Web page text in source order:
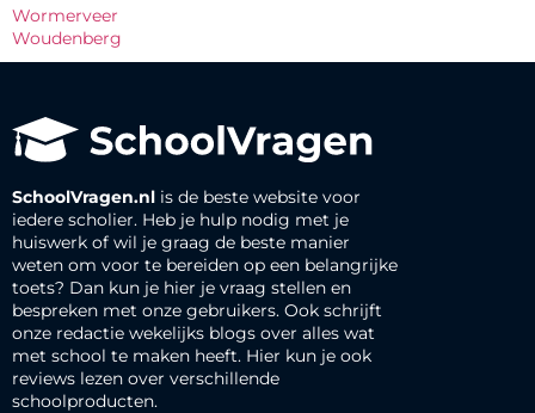
Wormerveer
Woudenberg
SchoolVragen.nl is de beste website voor
iedere scholier. Heb je hulp nodig met je
huiswerk of wil je graag de beste manier
weten om voor te bereiden op een belangrijke
toets? Dan kun je hier je vraag stellen en
bespreken met onze gebruikers. Ook schrijft
onze redactie wekelijks blogs over alles wat
met school te maken heeft. Hier kun je ook
reviews lezen over verschillende
schoolproducten.